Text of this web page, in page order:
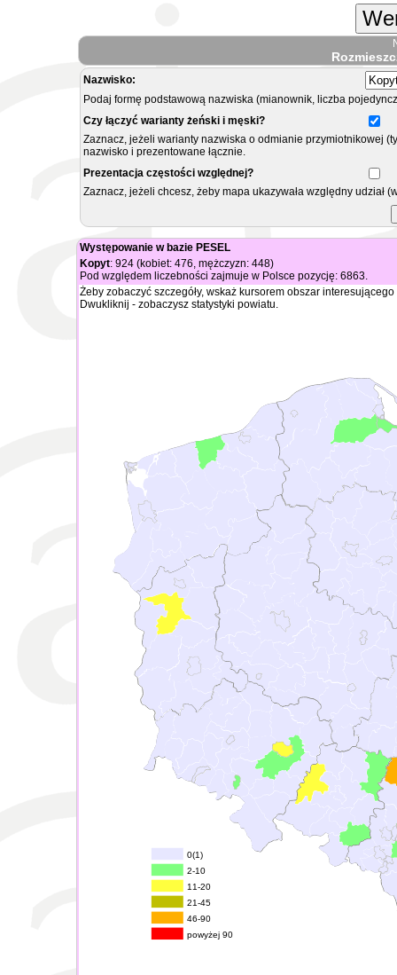
Nazwisko:
Podaj formę podstawową nazwiska (mianownik, liczba
Czy łączyć warianty żeński i męski?
Zaznacz, jeżeli warianty nazwiska o odmianie przymiotnikowej
nazwisko i prezentowane łącznie.
Prezentacja częstości względnej?
Zaznacz, jeżeli chcesz, żeby mapa ukazywała względny
Występowanie w bazie PESEL
Kopyt: 924 (kobiet: 476, mężczyzn: 448)
Pod względem liczebności zajmuje w Polsce pozycję: 6863.
Żeby zobaczyć szczegóły, wskaż kursorem obszar
Dwukliknij - zobaczysz statystyki powiatu.
0(1)
2-10
11-20
21-45
46-90
powyżej 90